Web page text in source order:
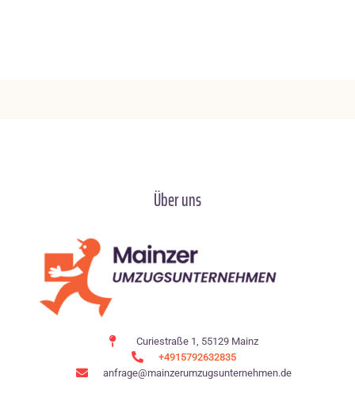
Über uns
Curiestraße 1, 55129 Mainz
+4915792632835
anfrage@mainzerumzugsunternehmen.de